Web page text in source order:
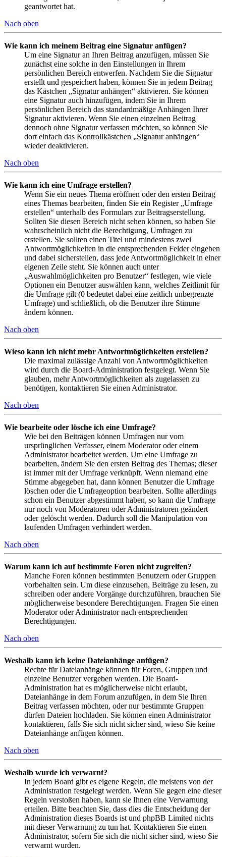
geantwortet hat.
Nach oben
Wie kann ich meinem Beitrag eine Signatur anfügen?
Um eine Signatur an Ihren Beitrag anzufügen, müssen Sie
zunächst eine solche in den Einstellungen in Ihrem
persönlichen Bereich entwerfen. Nachdem Sie die Signatur
erstellt und gespeichert haben, können Sie in jedem Beitrag
das Kästchen „Signatur anhängen“ aktivieren. Sie können
eine Signatur auch hinzufügen, indem Sie in Ihrem
persönlichen Bereich das standardmäßige Anhängen Ihrer
Signatur aktivieren. Wenn Sie einen einzelnen Beitrag
dennoch ohne Signatur verfassen möchten, so können Sie
dort einfach das Kontrollkästchen „Signatur anhängen“
wieder deaktivieren.
Nach oben
Wie kann ich eine Umfrage erstellen?
Wenn Sie ein neues Thema eröffnen oder den ersten Beitrag
eines Themas bearbeiten, finden Sie ein Register „Umfrage
erstellen“ unterhalb des Formulars zur Beitragserstellung.
Sollten Sie diesen Bereich nicht sehen können, so haben Sie
wahrscheinlich nicht die Berechtigung, Umfragen zu
erstellen. Sie sollten einen Titel und mindestens zwei
Antwortmöglichkeiten in die entsprechenden Felder eingeben
und dabei sicherstellen, dass jede Antwortmöglichkeit in einer
eigenen Zeile steht. Sie können auch unter
„Auswahlmöglichkeiten pro Benutzer“ festlegen, wie viele
Optionen ein Benutzer auswählen kann, welches Zeitlimit für
die Umfrage gilt (0 bedeutet dabei eine zeitlich unbegrenzte
Umfrage) und schließlich, ob die Benutzer ihre Stimme
ändern können.
Nach oben
Wieso kann ich nicht mehr Antwortmöglichkeiten erstellen?
Die maximal zulässige Anzahl von Antwortmöglichkeiten
wird durch die Board-Administration festgelegt. Wenn Sie
glauben, mehr Antwortmöglichkeiten als zugelassen zu
benötigen, kontaktieren Sie einen Administrator.
Nach oben
Wie bearbeite oder lösche ich eine Umfrage?
Wie bei den Beiträgen können Umfragen nur vom
ursprünglichen Verfasser, einem Moderator oder einem
Administrator bearbeitet werden. Um eine Umfrage zu
bearbeiten, ändern Sie den ersten Beitrag des Themas; dieser
ist immer mit der Umfrage verknüpft. Wenn niemand eine
Stimme abgegeben hat, dann können Benutzer die Umfrage
löschen oder die Umfrageoption bearbeiten. Sollte allerdings
schon ein Benutzer abgestimmt haben, so kann die Umfrage
nur noch von Moderatoren oder Administratoren geändert
oder gelöscht werden. Dadurch soll die Manipulation von
laufenden Umfragen verhindert werden.
Nach oben
Warum kann ich auf bestimmte Foren nicht zugreifen?
Manche Foren können bestimmten Benutzern oder Gruppen
vorbehalten sein. Um diese einzusehen, Beiträge zu lesen, zu
schreiben oder andere Vorgänge durchzuführen, brauchen Sie
möglicherweise besondere Berechtigungen. Fragen Sie einen
Moderator oder Administrator nach entsprechenden
Berechtigungen.
Nach oben
Weshalb kann ich keine Dateianhänge anfügen?
Rechte für Dateianhänge können für Foren, Gruppen und
einzelne Benutzer vergeben werden. Die Board-
Administration hat es möglicherweise nicht erlaubt,
Dateianhänge in dem Forum anzufügen, in dem Sie Ihren
Beitrag verfassen möchten, oder nur bestimmte Gruppen
dürfen Dateien hochladen. Sie können einen Administrator
kontaktieren, falls Sie sich nicht sicher sind, wieso Sie keine
Dateianhänge anfügen können.
Nach oben
Weshalb wurde ich verwarnt?
In jedem Board gibt es eigene Regeln, die meistens von der
Administration festgelegt werden. Wenn Sie gegen eine dieser
Regeln verstoßen haben, kann sie Ihnen eine Verwarnung
erteilen. Bitte beachten Sie, dass dies die Entscheidung der
Administration dieses Boards ist und phpBB Limited nichts
mit dieser Verwarnung zu tun hat. Kontaktieren Sie einen
Administrator, sofern Sie sich die nicht sicher sind, wieso Sie
verwarnt wurden.